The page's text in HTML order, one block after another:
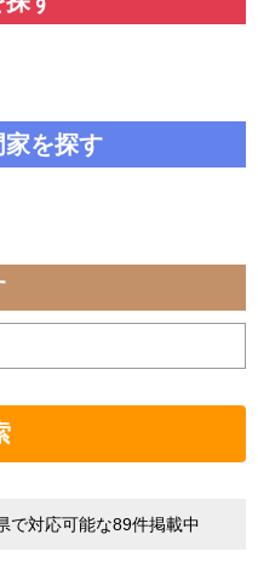
を探す
で対応可能な89件掲載中